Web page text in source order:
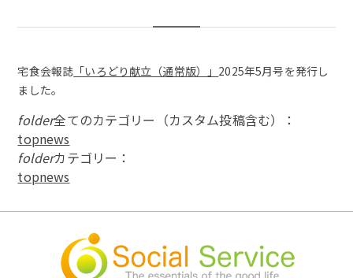
宅食会報誌 「いろどり献立（通常版）」 2025年5月号を発行し
ました。
folder全てのカテゴリー（カスタム投稿含む）：
topnews
folderカテゴリー：
topnews